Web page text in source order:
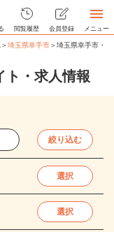
閲覧履歴 会員登録 メニュー
＞埼玉県幸手市＞埼玉県幸手市・
ト・求人情報
絞り込む
選択
選択